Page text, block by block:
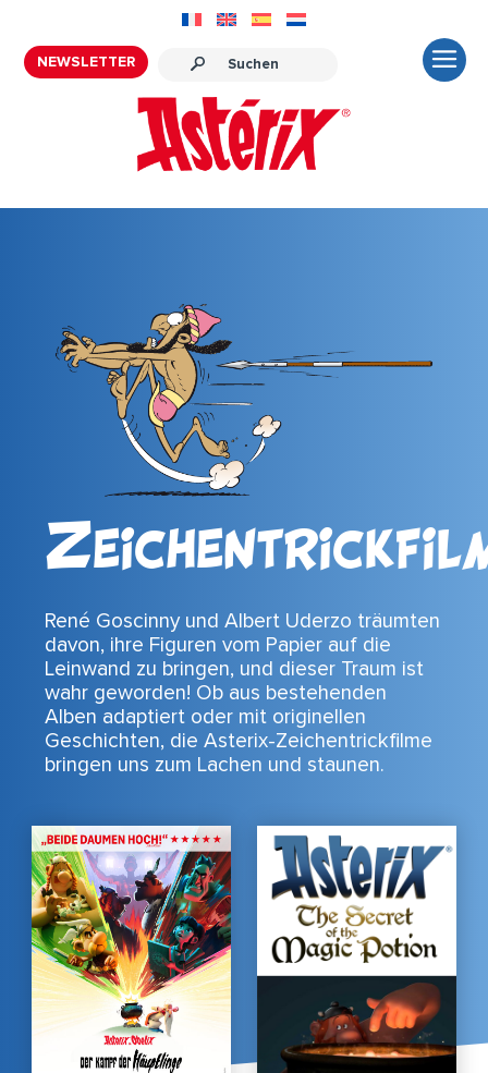
NEWSLETTER
René Goscinny und Albert Uderzo träumten
davon, ihre Figuren vom Papier auf die
Leinwand zu bringen, und dieser Traum ist
wahr geworden! Ob aus bestehenden
Alben adaptiert oder mit originellen
Geschichten, die Asterix-Zeichentrickfilme
bringen uns zum Lachen und staunen.